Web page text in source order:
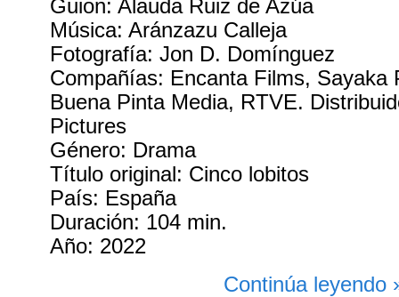
Guion: Alauda Ruiz de Azúa
Música: Aránzazu Calleja
Fotografía: Jon D. Domínguez
Compañías: Encanta Films, Sayaka
Buena Pinta Media, RTVE.
Pictures
Género: Drama
Título original: Cinco lobitos
País: España
Duración: 104 min.
Año: 2022
Continúa leyendo